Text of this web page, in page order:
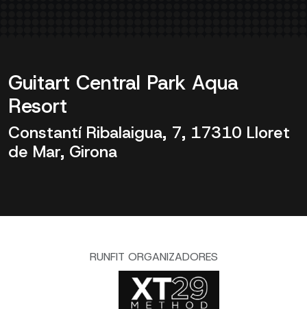
Guitart Central Park Aqua
Resort
Constantí Ribalaigua, 7, 17310 Lloret
de Mar, Girona
RUNFIT ORGANIZADORES